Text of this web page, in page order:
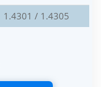
1.4301 / 1.4305